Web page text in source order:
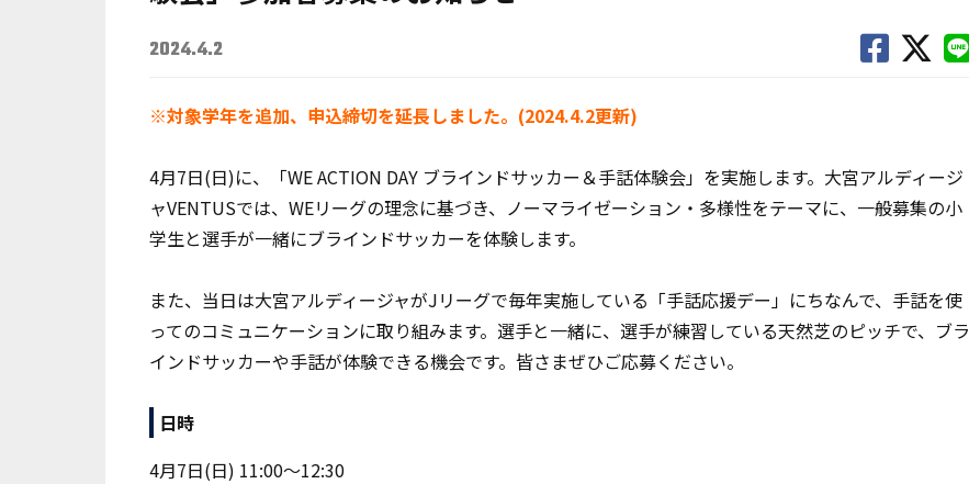
2024.4.2
※対象学年を追加、申込締切を延長しました。(2024.4.2更新)
4月7日(日)に、「WE ACTION DAY ブラインドサッカー＆手話体験会」を実施します。大宮アルディージ
ャVENTUSでは、WEリーグの理念に基づき、ノーマライゼーション・多様性をテーマに、一般募集の小
学生と選手が一緒にブラインドサッカーを体験します。
また、当日は大宮アルディージャがJリーグで毎年実施している「手話応援デー」にちなんで、手話を使
ってのコミュニケーションに取り組みます。選手と一緒に、選手が練習している天然芝のピッチで、ブラ
インドサッカーや手話が体験できる機会です。皆さまぜひご応募ください。
日時
4月7日(日) 11:00～12:30